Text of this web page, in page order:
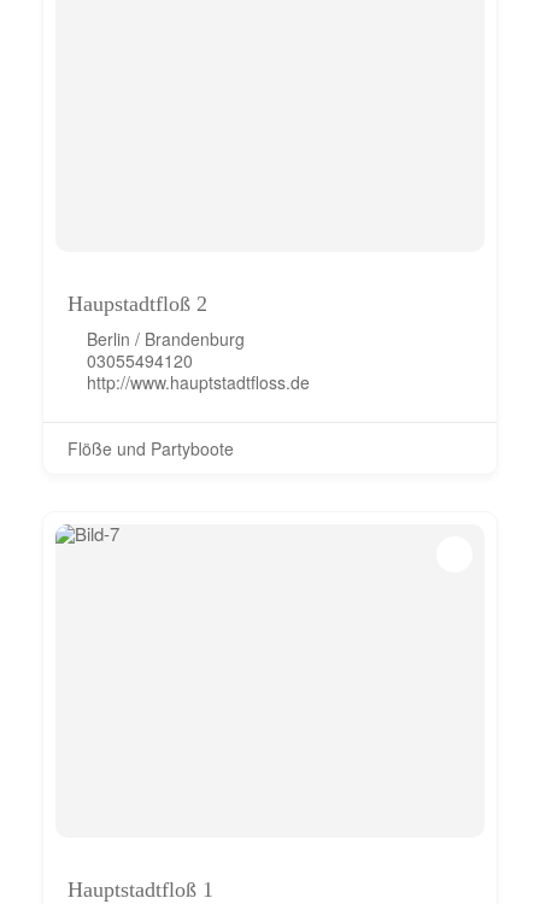
Haupstadtfloß 2
Berlin / Brandenburg
03055494120
http://www.hauptstadtfloss.de
Flöße und Partyboote
Hauptstadtfloß 1